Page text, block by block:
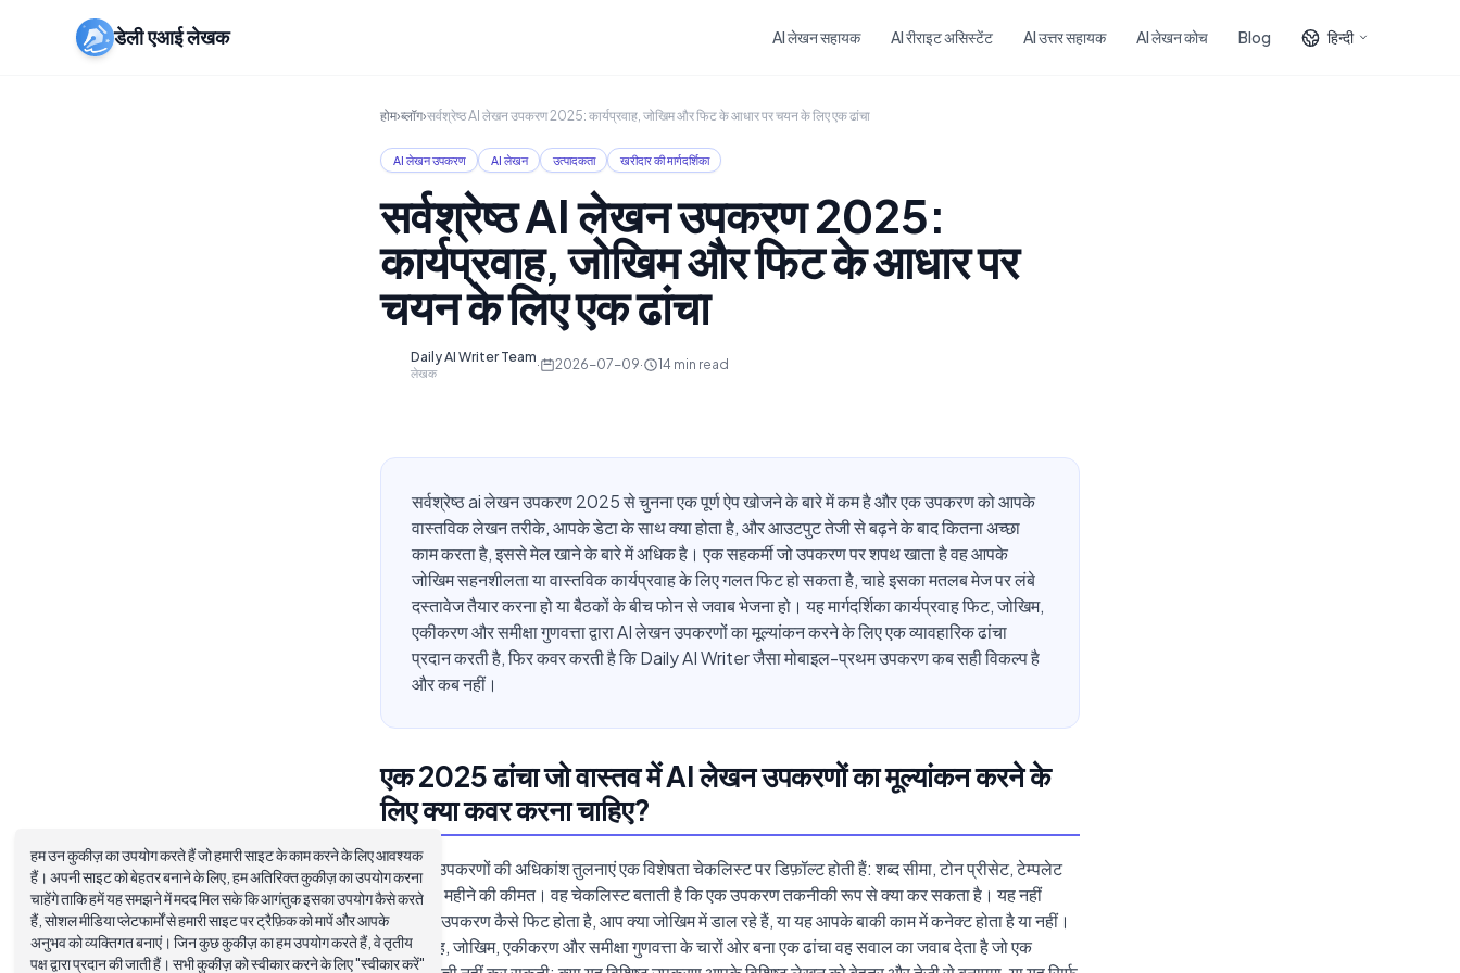
डेली एआई लेखक AI लेखन सहायक AI रीराइट असिस्टेंट AI उत्तर सहायक AI लेखन कोच Blog हिन्दी
होम›ब्लॉग›सर्वश्रेष्ठ AI लेखन उपकरण 2025: कार्यप्रवाह, जोखिम और फिट के आधार पर चयन के लिए एक ढांचा
AI लेखन उपकरण AI लेखन उत्पादकता खरीदार की मार्गदर्शिका
सर्वश्रेष्ठ AI लेखन उपकरण 2025:
कार्यप्रवाह, जोखिम और फिट के आधार पर
चयन के लिए एक ढांचा
Daily AI Writer Team
लेखक
· 2026-07-09· 14 min read
सर्वश्रेष्ठ ai लेखन उपकरण 2025 से चुनना एक पूर्ण ऐप खोजने के बारे में कम है और एक उपकरण को आपके
वास्तविक लेखन तरीके, आपके डेटा के साथ क्या होता है, और आउटपुट तेजी से बढ़ने के बाद कितना अच्छा
काम करता है, इससे मेल खाने के बारे में अधिक है। एक सहकर्मी जो उपकरण पर शपथ खाता है वह आपके
जोखिम सहनशीलता या वास्तविक कार्यप्रवाह के लिए गलत फिट हो सकता है, चाहे इसका मतलब मेज पर लंबे
दस्तावेज तैयार करना हो या बैठकों के बीच फोन से जवाब भेजना हो। यह मार्गदर्शिका कार्यप्रवाह फिट, जोखिम,
एकीकरण और समीक्षा गुणवत्ता द्वारा AI लेखन उपकरणों का मूल्यांकन करने के लिए एक व्यावहारिक ढांचा
प्रदान करती है, फिर कवर करती है कि Daily AI Writer जैसा मोबाइल-प्रथम उपकरण कब सही विकल्प है
और कब नहीं।
एक 2025 ढांचा जो वास्तव में AI लेखन उपकरणों का मूल्यांकन करने के
लिए क्या कवर करना चाहिए?
AI लेखन उपकरणों की अधिकांश तुलनाएं एक विशेषता चेकलिस्ट पर डिफ़ॉल्ट होती हैं: शब्द सीमा, टोन प्रीसेट, टेम्पलेट
की संख्या, महीने की कीमत। वह चेकलिस्ट बताती है कि एक उपकरण तकनीकी रूप से क्या कर सकता है। यह नहीं
बताता कि उपकरण कैसे फिट होता है, आप क्या जोखिम में डाल रहे हैं, या यह आपके बाकी काम में कनेक्ट होता है या नहीं।
कार्यप्रवाह, जोखिम, एकीकरण और समीक्षा गुणवत्ता के चारों ओर बना एक ढांचा वह सवाल का जवाब देता है जो एक
हम उन कुकीज़ का उपयोग करते हैं जो हमारी साइट के काम करने के लिए आवश्यक
हैं। अपनी साइट को बेहतर बनाने के लिए, हम अतिरिक्त कुकीज़ का उपयोग करना
चाहेंगे ताकि हमें यह समझने में मदद मिल सके कि आगंतुक इसका उपयोग कैसे करते
हैं, सोशल मीडिया प्लेटफार्मों से हमारी साइट पर ट्रैफ़िक को मापें और आपके
अनुभव को व्यक्तिगत बनाएं। जिन कुछ कुकीज़ का हम उपयोग करते हैं, वे तृतीय
पक्ष द्वारा प्रदान की जाती हैं। सभी कुकीज़ को स्वीकार करने के लिए "स्वीकार करें"